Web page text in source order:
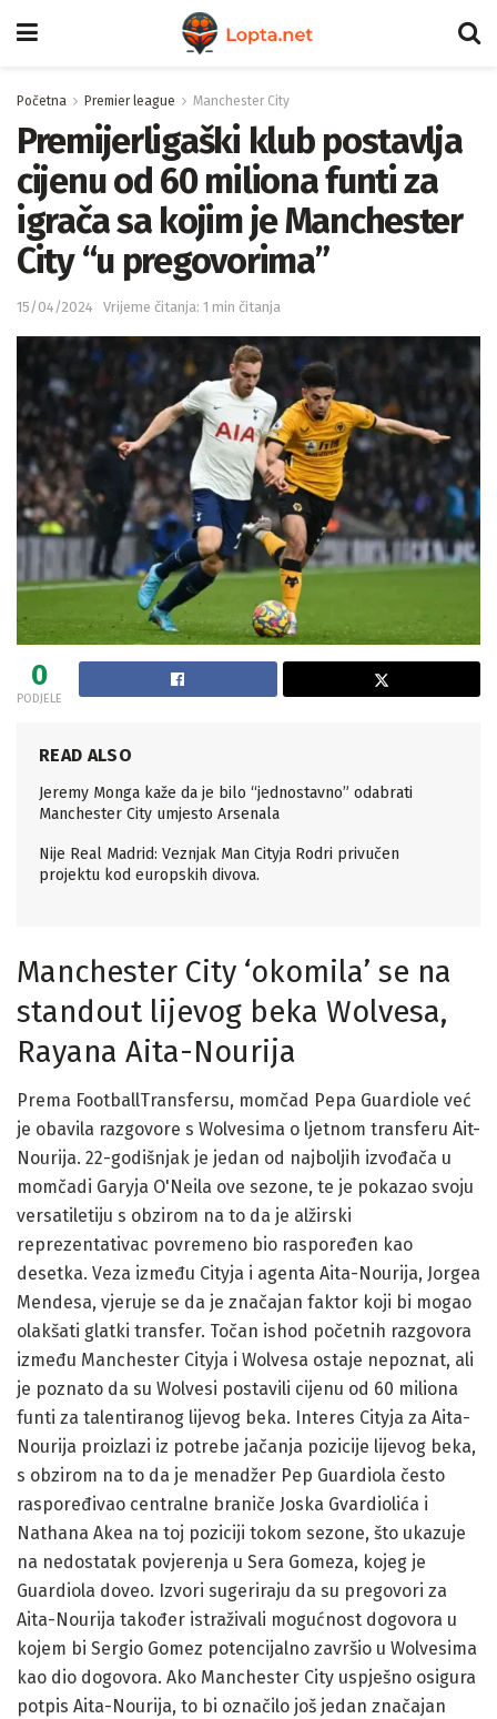
Početna Premier league Manchester City
Premijerligaški klub postavlja
cijenu od 60 miliona funti za
igrača sa kojim je Manchester
City “u pregovorima”
15/04/2024 Vrijeme čitanja: 1 min čitanja
0
PODJELE
READ ALSO
Jeremy Monga kaže da je bilo “jednostavno” odabrati
Manchester City umjesto Arsenala
Nije Real Madrid: Veznjak Man Cityja Rodri privučen
projektu kod europskih divova.
Manchester City ‘okomila’ se na
standout lijevog beka Wolvesa,
Rayana Aita-Nourija
Prema FootballTransfersu, momčad Pepa Guardiole već
je obavila razgovore s Wolvesima o ljetnom transferu Ait-
Nourija. 22-godišnjak je jedan od najboljih izvođača u
momčadi Garyja O'Neila ove sezone, te je pokazao svoju
versatiletiju s obzirom na to da je alžirski
reprezentativac povremeno bio raspoređen kao
desetka. Veza između Cityja i agenta Aita-Nourija, Jorgea
Mendesa, vjeruje se da je značajan faktor koji bi mogao
olakšati glatki transfer. Točan ishod početnih razgovora
između Manchester Cityja i Wolvesa ostaje nepoznat, ali
je poznato da su Wolvesi postavili cijenu od 60 miliona
funti za talentiranog lijevog beka. Interes Cityja za Aita-
Nourija proizlazi iz potrebe jačanja pozicije lijevog beka,
s obzirom na to da je menadžer Pep Guardiola često
raspoređivao centralne braniče Joska Gvardiolića i
Nathana Akea na toj poziciji tokom sezone, što ukazuje
na nedostatak povjerenja u Sera Gomeza, kojeg je
Guardiola doveo. Izvori sugeriraju da su pregovori za
Aita-Nourija također istraživali mogućnost dogovora u
kojem bi Sergio Gomez potencijalno završio u Wolvesima
kao dio dogovora. Ako Manchester City uspješno osigura
potpis Aita-Nourija, to bi označilo još jedan značajan